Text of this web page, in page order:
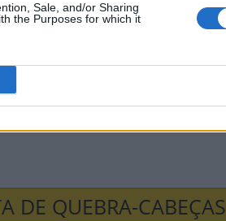
Sale, and/or Sharing
the Purposes for which it
DE QUEBRA-CABEÇAS